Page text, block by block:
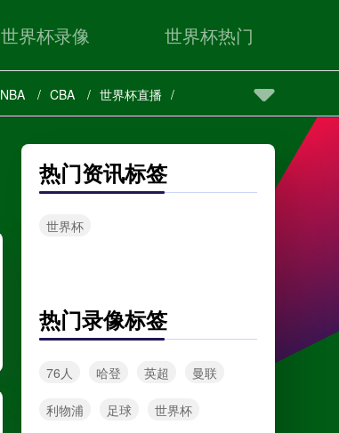
世界杯录像 世界杯热门
NBA CBA 世界杯直播
热门资讯标签
世界杯
热门录像标签
76人 哈登 英超 曼联
利物浦 足球 世界杯